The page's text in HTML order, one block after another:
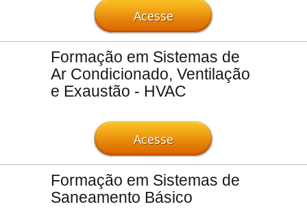
Acesse
Formação em Sistemas de
Ar Condicionado, Ventilação
e Exaustão - HVAC
Acesse
Formação em Sistemas de
Saneamento Básico